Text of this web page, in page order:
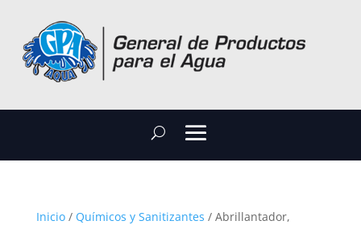
Inicio/ Químicos y Sanitizantes / Abrillantador,